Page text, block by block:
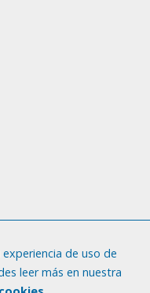
de uso de
leer más en nuestra